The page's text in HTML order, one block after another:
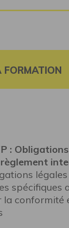
FORMATION
:
spécifiques
conformité